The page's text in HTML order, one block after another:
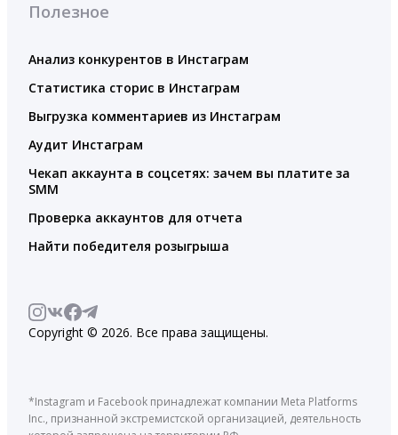
Полезное
Анализ конкурентов в Инстаграм
Статистика сторис в Инстаграм
Выгрузка комментариев из Инстаграм
Аудит Инстаграм
Чекап аккаунта в соцсетях: зачем вы платите за
SMM
Проверка аккаунтов для отчета
Найти победителя розыгрыша
Copyright © 2026. Все права защищены.
*Instagram и Facebook принадлежат компании Meta Platforms
Inc., признанной экстремистской организацией, деятельность